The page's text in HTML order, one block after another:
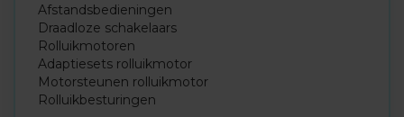
Afstandsbedieningen
Draadloze schakelaars
Rolluikmotoren
Adaptiesets rolluikmotor
Motorsteunen rolluikmotor
Rolluikbesturingen